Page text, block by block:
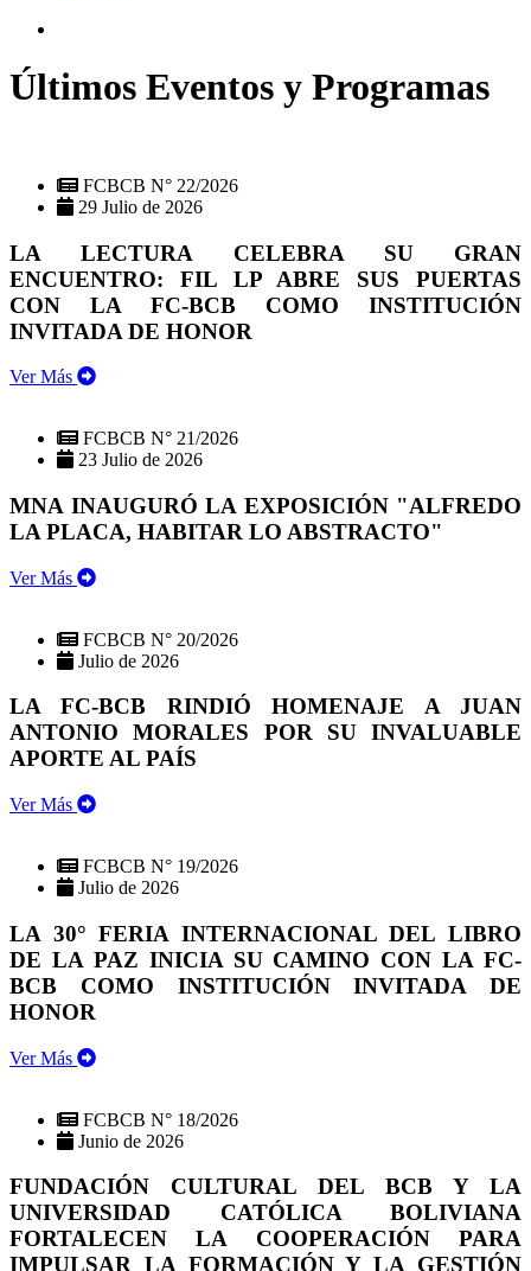
Últimos Eventos y Programas
FCBCB N° 22/2026
29 Julio de 2026
LA LECTURA CELEBRA SU GRAN
ENCUENTRO: FIL LP ABRE SUS PUERTAS
CON LA FC-BCB COMO INSTITUCIÓN
INVITADA DE HONOR
Ver Más
FCBCB N° 21/2026
23 Julio de 2026
MNA INAUGURÓ LA EXPOSICIÓN "ALFREDO
LA PLACA, HABITAR LO ABSTRACTO"
Ver Más
FCBCB N° 20/2026
Julio de 2026
LA FC-BCB RINDIÓ HOMENAJE A JUAN
ANTONIO MORALES POR SU INVALUABLE
APORTE AL PAÍS
Ver Más
FCBCB N° 19/2026
Julio de 2026
LA 30° FERIA INTERNACIONAL DEL LIBRO
DE LA PAZ INICIA SU CAMINO CON LA FC-
BCB COMO INSTITUCIÓN INVITADA DE
HONOR
Ver Más
FCBCB N° 18/2026
Junio de 2026
FUNDACIÓN CULTURAL DEL BCB Y LA
UNIVERSIDAD CATÓLICA BOLIVIANA
FORTALECEN LA COOPERACIÓN PARA
IMPULSAR LA FORMACIÓN Y LA GESTIÓN